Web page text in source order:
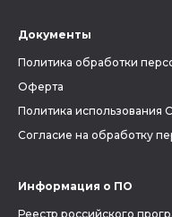
Документы
Политика обработки
Оферта
Политика использования
Согласие на обработку
Информация о ПО
Реестр российского